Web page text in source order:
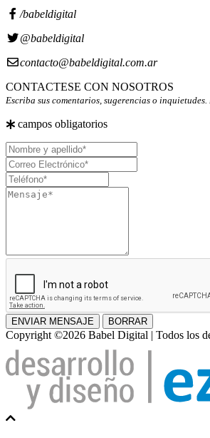
/babeldigital
@babeldigital
contacto@babeldigital.com.ar
CONTACTESE CON NOSOTROS
Escriba sus comentarios, sugerencias o inquietudes.
campos obligatorios
Nombre
y
apellido
Correo
Electrónico
Teléfono
Mensaje
ENVIAR MENSAJE BORRAR
Copyright ©2026 Babel Digital | Todos los